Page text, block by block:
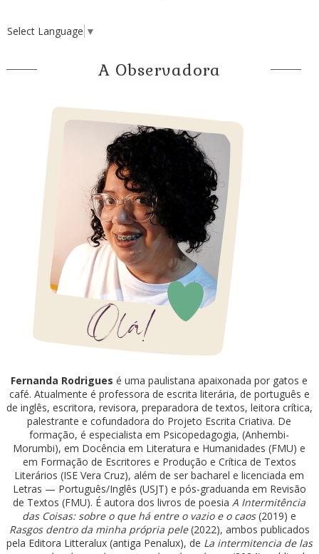
Select Language ▼
A Observadora
Fernanda Rodrigues é uma paulistana apaixonada por gatos e
café. Atualmente é professora de escrita literária, de português e
de inglês, escritora, revisora, preparadora de textos, leitora crítica,
palestrante e cofundadora do Projeto Escrita Criativa. De
formação, é especialista em Psicopedagogia, (Anhembi-
Morumbi), em Docência em Literatura e Humanidades (FMU) e
em Formação de Escritores e Produção e Crítica de Textos
Literários (ISE Vera Cruz), além de ser bacharel e licenciada em
Letras — Português/Inglês (USJT) e pós-graduanda em Revisão
de Textos (FMU). É autora dos livros de poesia A Intermitência
das Coisas: sobre o que há entre o vazio e o caos(2019) e
Rasgos dentro da minha própria pele(2022), ambos publicados
pela Editora Litteralux (antiga Penalux), de La intermitencia de las